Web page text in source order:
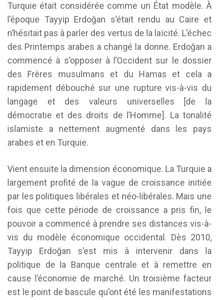
Turquie était considérée comme un État modèle. À
l’époque Tayyip Erdoğan s’était rendu au Caire et
n’hésitait pas à parler des vertus de la laïcité. L’échec
des Printemps arabes a changé la donne. Erdoğan a
commencé à s’opposer à l’Occident sur le dossier
des Frères musulmans et du Hamas et cela a
rapidement débouché sur une rupture vis-à-vis du
langage et des valeurs universelles [de la
démocratie et des droits de l’Homme]. La tonalité
islamiste a nettement augmenté dans les pays
arabes et en Turquie.
Vient ensuite la dimension économique. La Turquie a
largement profité de la vague de croissance initiée
par les politiques libérales et néo-libérales. Mais une
fois que cette période de croissance a pris fin, le
pouvoir a commencé à prendre ses distances vis-à-
vis du modèle économique occidental. Dès 2010,
Tayyip Erdoğan s’est mis à intervenir dans la
politique de la Banque centrale et à remettre en
cause l’économie de marché. Un troisième facteur
est le point de bascule qu’ont été les manifestations